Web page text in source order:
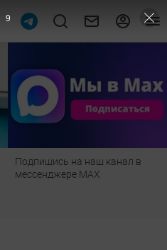
Подпишись на наш канал в
мессенджере МАХ
8